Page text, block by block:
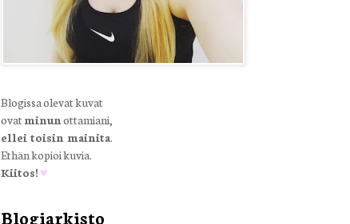
Blogissa olevat kuvat
ovatminunottamiani,
ellei toisin mainita.
Ethän kopioi kuvia.
Kiitos! ♥
Blogiarkisto